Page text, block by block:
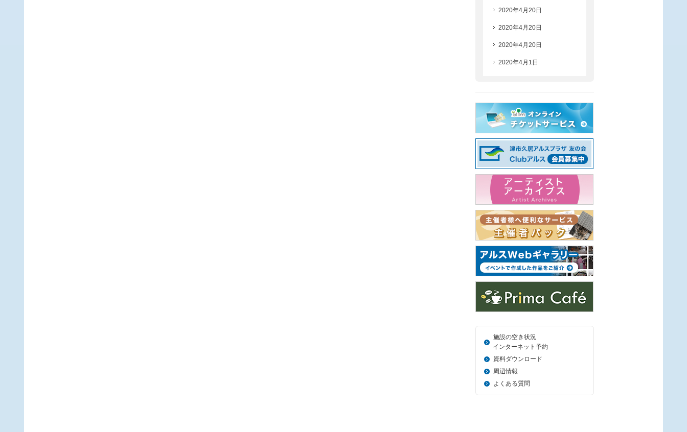
2020年4月20日
2020年4月20日
2020年4月20日
2020年4月1日
施設の空き状況
＿_ インターネット予約
資料ダウンロード
周辺情報
よくある質問